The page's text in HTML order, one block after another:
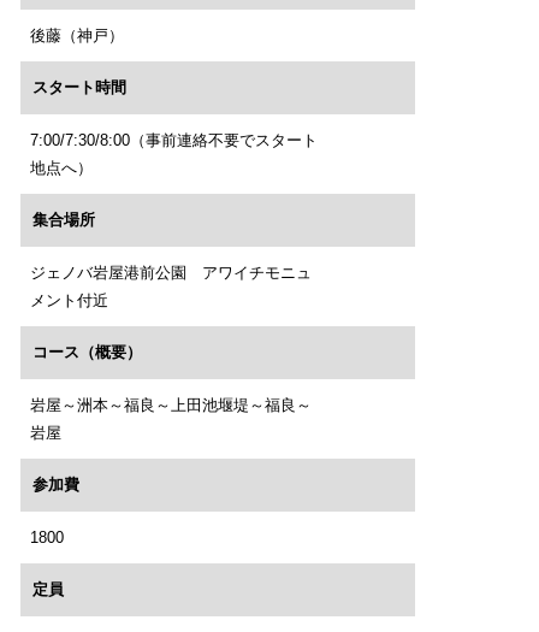
後藤（神戸）
スタート時間
7:00/7:30/8:00（事前連絡不要でスタート
地点へ）
集合場所
ジェノバ岩屋港前公園 アワイチモニュ
メント付近
コース（概要）
岩屋～洲本～福良～上田池堰堤～福良～
岩屋
参加費
1800
定員